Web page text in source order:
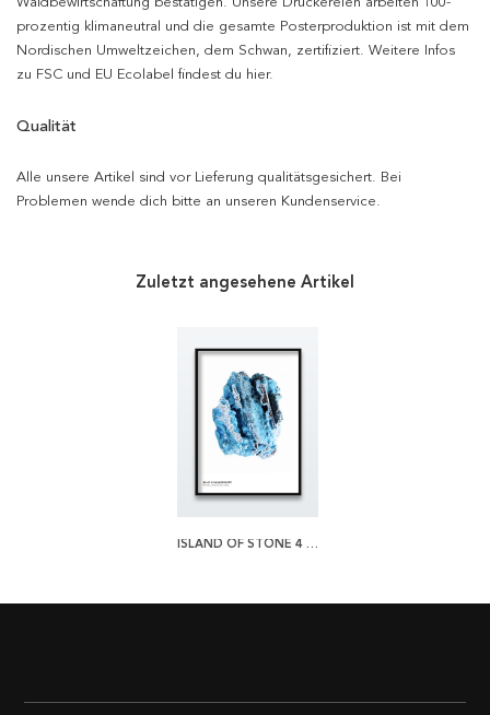
prozentig klimaneutral und die gesamte Posterproduktion ist mit dem
Nordischen Umweltzeichen, dem Schwan, zertifiziert. Weitere Infos
zu FSC und EU Ecolabel findest du hier.
Qualität
Alle unsere Artikel sind vor Lieferung qualitätsgesichert. Bei
Problemen wende dich bitte an unseren Kundenservice.
Zuletzt angesehene Artikel
ISLAND OF STONE 4 POSTER